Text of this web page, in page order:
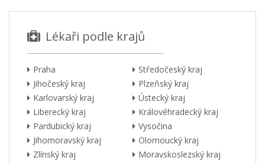
Lékaři podle krajů
Praha
Středočeský kraj
Jihočeský kraj
Plzeňský kraj
Karlovarský kraj
Ústecký kraj
Liberecký kraj
Královéhradecký kraj
Pardubický kraj
Vysočina
Jihomoravský kraj
Olomoucký kraj
Zlínský kraj
Moravskoslezský kraj